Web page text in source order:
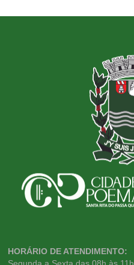
HORÁRIO DE ATENDIMENTO: